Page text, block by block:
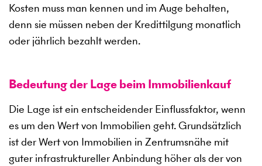
Kosten muss man kennen und im Auge behalten,
denn sie müssen neben der Kredittilgung monatlich
oder jährlich bezahlt werden.
Bedeutung der Lage beim Immobilienkauf
Die Lage ist ein entscheidender Einflussfaktor, wenn
es um den Wert von Immobilien geht. Grundsätzlich
ist der Wert von Immobilien in Zentrumsnähe mit
guter infrastruktureller Anbindung höher als der von